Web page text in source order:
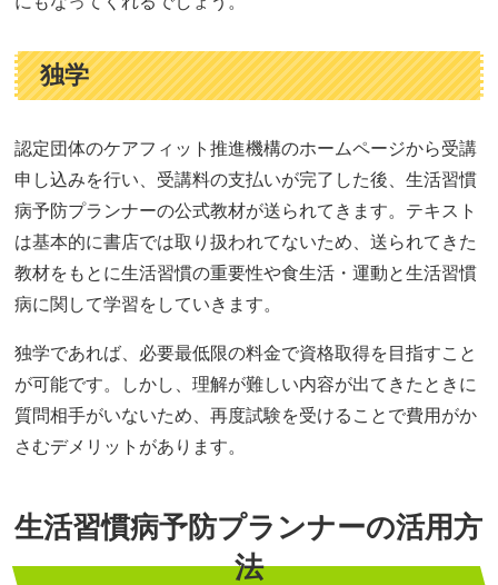
独学
認定団体のケアフィット推進機構のホームページから受講
申し込みを行い、受講料の支払いが完了した後、生活習慣
病予防プランナーの公式教材が送られてきます。テキスト
は基本的に書店では取り扱われてないため、送られてきた
教材をもとに生活習慣の重要性や食生活・運動と生活習慣
病に関して学習をしていきます。
独学であれば、必要最低限の料金で資格取得を目指すこと
が可能です。しかし、理解が難しい内容が出てきたときに
質問相手がいないため、再度試験を受けることで費用がか
さむデメリットがあります。
生活習慣病予防プランナーの活用方
法